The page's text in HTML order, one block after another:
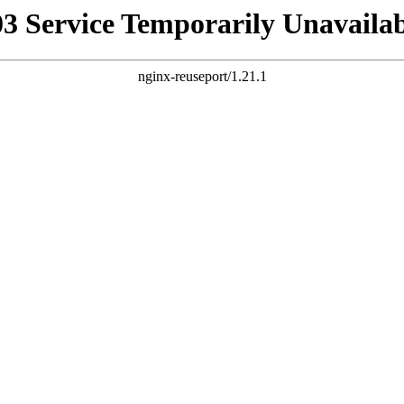
Service Temporarily
nginx-reuseport/1.21.1